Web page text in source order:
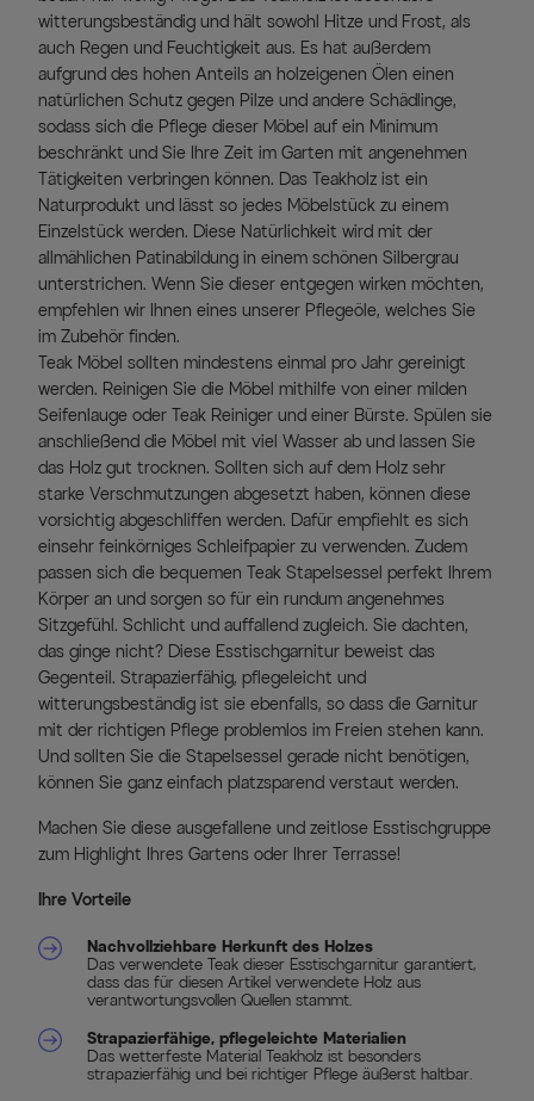
witterungsbeständig und hält sowohl Hitze und Frost, als
auch Regen und Feuchtigkeit aus. Es hat außerdem
aufgrund des hohen Anteils an holzeigenen Ölen einen
natürlichen Schutz gegen Pilze und andere Schädlinge,
sodass sich die Pflege dieser Möbel auf ein Minimum
beschränkt und Sie Ihre Zeit im Garten mit angenehmen
Tätigkeiten verbringen können. Das Teakholz ist ein
Naturprodukt und lässt so jedes Möbelstück zu einem
Einzelstück werden. Diese Natürlichkeit wird mit der
allmählichen Patinabildung in einem schönen Silbergrau
unterstrichen. Wenn Sie dieser entgegen wirken möchten,
empfehlen wir Ihnen eines unserer Pflegeöle, welches Sie
im Zubehör finden.
Teak Möbel sollten mindestens einmal pro Jahr gereinigt
werden. Reinigen Sie die Möbel mithilfe von einer milden
Seifenlauge oder Teak Reiniger und einer Bürste. Spülen sie
anschließend die Möbel mit viel Wasser ab und lassen Sie
das Holz gut trocknen. Sollten sich auf dem Holz sehr
starke Verschmutzungen abgesetzt haben, können diese
vorsichtig abgeschliffen werden. Dafür empfiehlt es sich
einsehr feinkörniges Schleifpapier zu verwenden. Zudem
passen sich die bequemen Teak Stapelsessel perfekt Ihrem
Körper an und sorgen so für ein rundum angenehmes
Sitzgefühl. Schlicht und auffallend zugleich. Sie dachten,
das ginge nicht? Diese Esstischgarnitur beweist das
Gegenteil. Strapazierfähig, pflegeleicht und
witterungsbeständig ist sie ebenfalls, so dass die Garnitur
mit der richtigen Pflege problemlos im Freien stehen kann.
Und sollten Sie die Stapelsessel gerade nicht benötigen,
können Sie ganz einfach platzsparend verstaut werden.
Machen Sie diese ausgefallene und zeitlose Esstischgruppe
zum Highlight Ihres Gartens oder Ihrer Terrasse!
Ihre Vorteile
Nachvollziehbare Herkunft des Holzes
Das verwendete Teak dieser Esstischgarnitur garantiert,
dass das für diesen Artikel verwendete Holz aus
verantwortungsvollen Quellen stammt.
Strapazierfähige, pflegeleichte Materialien
Das wetterfeste Material Teakholz ist besonders
strapazierfähig und bei richtiger Pflege äußerst haltbar.